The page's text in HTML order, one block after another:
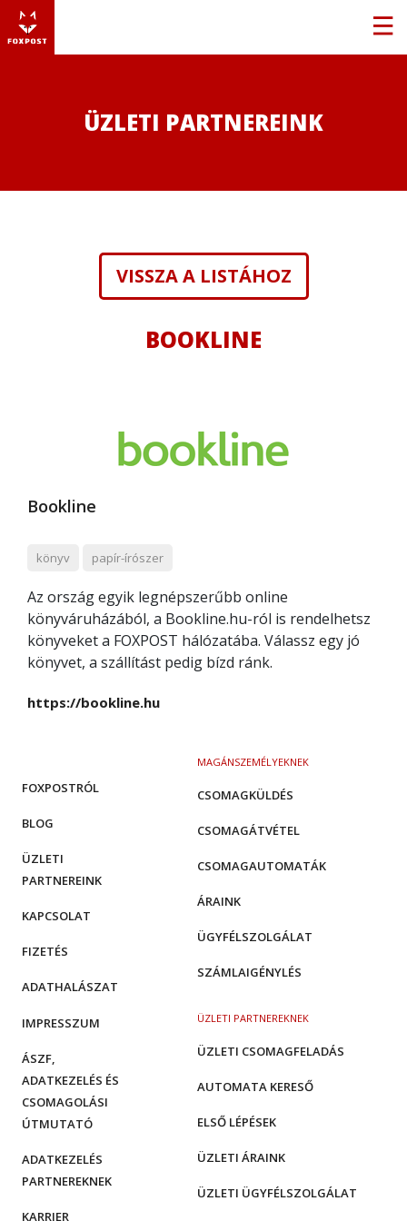
ÜZLETI PARTNEREINK
VISSZA A LISTÁHOZ
BOOKLINE
Bookline
könyv papír-írószer
Az ország egyik legnépszerűbb online
könyváruházából, a Bookline.hu-ról is rendelhetsz
könyveket a FOXPOST hálózatába. Válassz egy jó
könyvet, a szállítást pedig bízd ránk.
https://bookline.hu
MAGÁNSZEMÉLYEKNEK
CSOMAGKÜLDÉS
CSOMAGÁTVÉTEL
CSOMAGAUTOMATÁK
ÁRAINK
ÜGYFÉLSZOLGÁLAT
SZÁMLAIGÉNYLÉS
ÜZLETI PARTNEREKNEK
ÜZLETI CSOMAGFELADÁS
AUTOMATA KERESŐ
ELSŐ LÉPÉSEK
ÜZLETI ÁRAINK
ÜZLETI ÜGYFÉLSZOLGÁLAT
FOXPOSTRÓL
BLOG
ÜZLETI
PARTNEREINK
KAPCSOLAT
FIZETÉS
ADATHALÁSZAT
IMPRESSZUM
ÁSZF,
ADATKEZELÉS ÉS
CSOMAGOLÁSI
ÚTMUTATÓ
ADATKEZELÉS
PARTNEREKNEK
KARRIER